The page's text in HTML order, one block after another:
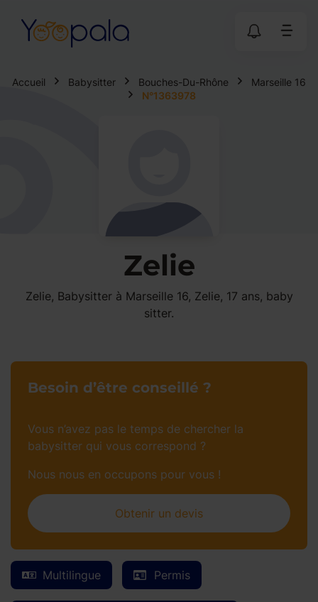
Accueil Babysitter Bouches-Du-Rhône
Marseille 16
N°1363978
Zelie
Zelie, Babysitter à Marseille 16, Zelie, 17 ans, baby
sitter.
Multilingue Permis
Besoin d’être conseillé ?
Vous n’avez pas le temps de chercher la
babysitter qui vous correspond ?
Nous nous en occupons pour vous !
Obtenir un devis